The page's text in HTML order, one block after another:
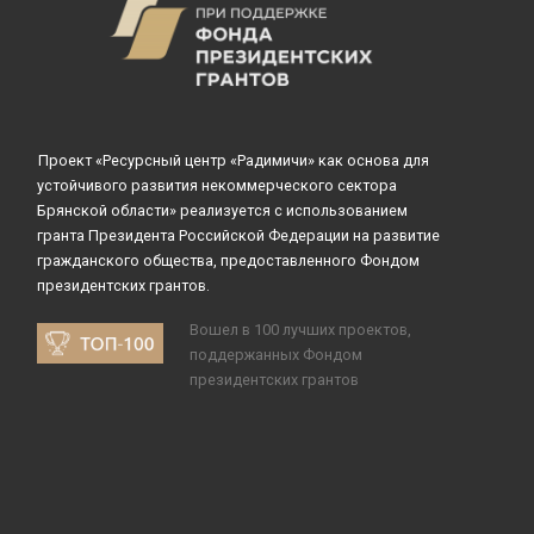
Проект «Ресурсный центр «Радимичи» как основа для
устойчивого развития некоммерческого сектора
Брянской области» реализуется с использованием
гранта Президента Российской Федерации на развитие
гражданского общества, предоставленного Фондом
президентских грантов.
Вошел в 100 лучших проектов,
поддержанных Фондом
президентских грантов